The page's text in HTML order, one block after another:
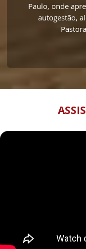
Paulo, onde
autogestão,